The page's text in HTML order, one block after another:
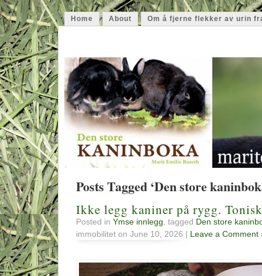
Home About Om å fjerne flekker av urin
Posts Tagged ‘Den store
Ikke legg kaniner på rygg.
Posted in Ymse innlegg, tagged Den store
immobilitet on June 10, 2026 | Leave a Comment